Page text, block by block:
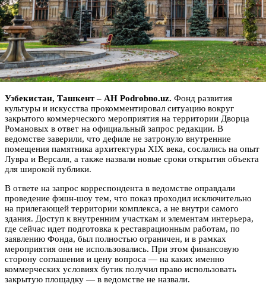
Узбекистан, Ташкент – АН Podrobno.uz. Фонд развития
культуры и искусства прокомментировал ситуацию вокруг
закрытого коммерческого мероприятия на территории Дворца
Романовых в ответ на официальный запрос редакции. В
ведомстве заверили, что дефиле не затронуло внутренние
помещения памятника архитектуры XIX века, сослались на опыт
Лувра и Версаля, а также назвали новые сроки открытия объекта
для широкой публики.
В ответе на запрос корреспондента в ведомстве оправдали
проведение фэшн-шоу тем, что показ проходил исключительно
на прилегающей территории комплекса, а не внутри самого
здания. Доступ к внутренним участкам и элементам интерьера,
где сейчас идет подготовка к реставрационным работам, по
заявлению Фонда, был полностью ограничен, и в рамках
мероприятия они не использовались. При этом финансовую
сторону соглашения и цену вопроса — на каких именно
коммерческих условиях бутик получил право использовать
закрытую площадку — в ведомстве не назвали.